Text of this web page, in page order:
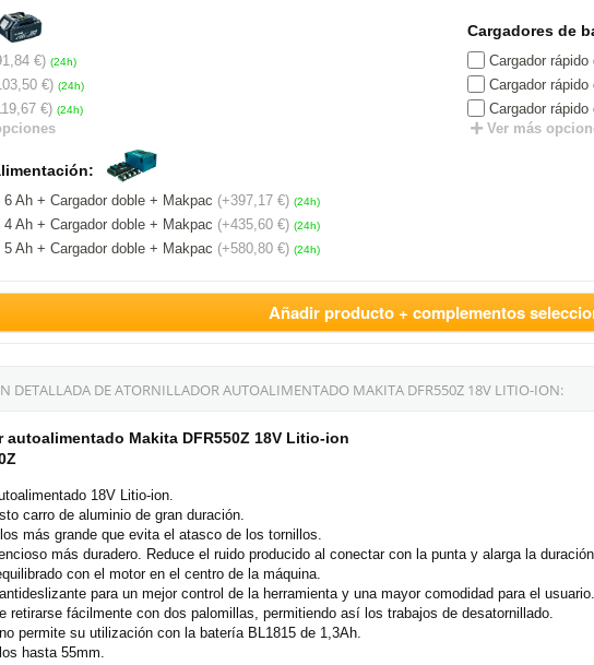
€) (24h)
€) (24h)
€) (24h)
Cargadores de
Cargador rápido
Cargador
Cargador rápido
Ver más
Ah + Cargador doble + Makpac (+397,17 €) (24h)
Ah + Cargador doble + Makpac (+435,60 €) (24h)
Ah + Cargador doble + Makpac (+580,80 €) (24h)
Añadir producto + complementos
DETALLADA DE ATORNILLADOR AUTOALIMENTADO MAKITA DFR550Z 18V LITIO-ION:
Makita DFR550Z 18V Litio-ion
18V Litio-ion.
carro de aluminio de gran duración.
más grande que evita el atasco de los tornillos.
más duradero. Reduce el ruido producido al conectar con la punta y alarga la
con el motor en el centro de la máquina.
para un mejor control de la herramienta y una mayor comodidad para el usuario.
retirarse fácilmente con dos palomillas, permitiendo así los trabajos de desatornillado.
permite su utilización con la batería BL1815 de 1,3Ah.
hasta 55mm.